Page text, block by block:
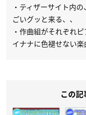
・ティザーサイト内
ごいグッと来る、、
・作曲組がそれぞれ
イナナに色褪せない
この記